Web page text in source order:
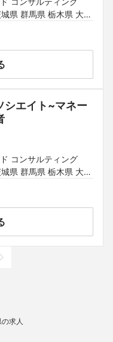
県 群馬県 栃木県 大阪
シエイト~マネー
コンサルティング
県 群馬県 栃木県 大阪
求人